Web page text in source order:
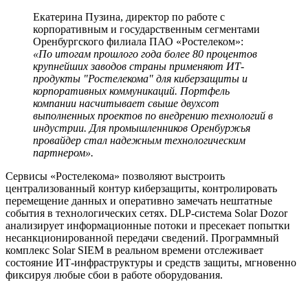
Екатерина Пузина, директор по работе с
корпоративным и государственным сегментами
Оренбургского филиала ПАО «Ростелеком»:
«По итогам прошлого года более 80 процентов
крупнейших заводов страны применяют ИТ-
продукты "Ростелекома" для киберзащиты и
корпоративных коммуникаций. Портфель
компании насчитывает свыше двухсот
выполненных проектов по внедрению технологий в
индустрии. Для промышленников Оренбуржья
провайдер стал надежным технологическим
партнером».
Сервисы «Ростелекома» позволяют выстроить
централизованный контур киберзащиты, контролировать
перемещение данных и оперативно замечать нештатные
события в технологических сетях. DLP-система Solar Dozor
анализирует информационные потоки и пресекает попытки
несанкционированной передачи сведений. Программный
комплекс Solar SIEM в реальном времени отслеживает
состояние ИТ-инфраструктуры и средств защиты, мгновенно
фиксируя любые сбои в работе оборудования.